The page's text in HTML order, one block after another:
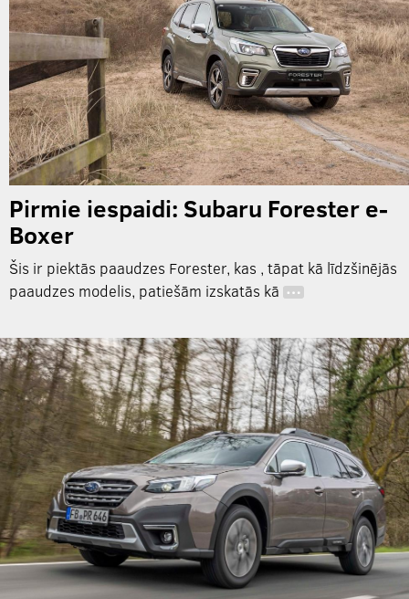
Pirmie iespaidi: Subaru Forester e-
Boxer
Šis ir piektās paaudzes Forester, kas , tāpat kā līdzšinējās
paaudzes modelis, patiešām izskatās kā …